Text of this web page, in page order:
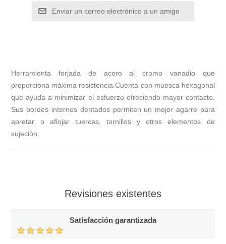
Enviar un correo electrónico a un amigo
Herramienta forjada de acero al cromo vanadio que
proporciona máxima resistencia.Cuenta con muesca hexagonal
que ayuda a minimizar el esfuerzo ofreciendo mayor contacto.
Sus bordes internos dentados permiten un mejor agarre para
apretar o aflojar tuercas, tornillos y otros elementos de
sujeción.
Revisiones existentes
Satisfacción garantizada